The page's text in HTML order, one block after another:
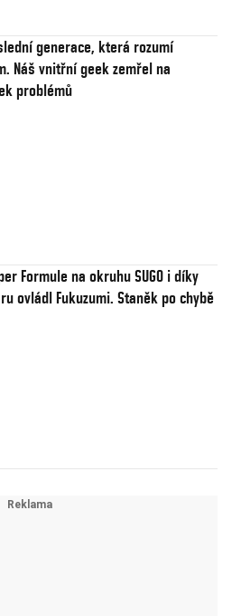
generace, která rozumí
Náš vnitřní geek zemřel na
problémů
Formule na okruhu SUGO i díky
ovládl Fukuzumi. Staněk po chybě